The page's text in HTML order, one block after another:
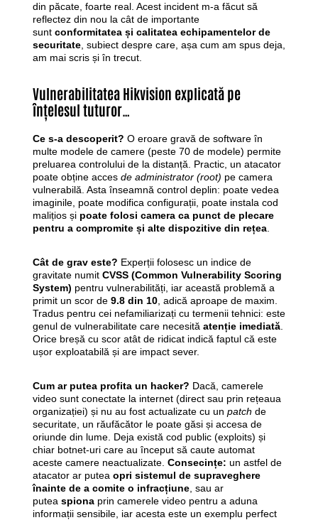
din păcate, foarte real. Acest incident m-a făcut să
reflectez din nou la cât de importante
sunt conformitatea și calitatea echipamentelor de
securitate, subiect despre care, așa cum am spus deja,
am mai scris și în trecut.
Vulnerabilitatea Hikvision explicată pe
înțelesul tuturor…
Ce s-a descoperit? O eroare gravă de software în
multe modele de camere (peste 70 de modele) permite
preluarea controlului de la distanță. Practic, un atacator
poate obține acces de administrator (root) pe camera
vulnerabilă. Asta înseamnă control deplin: poate vedea
imaginile, poate modifica configurații, poate instala cod
malițios și poate folosi camera ca punct de plecare
pentru a compromite și alte dispozitive din rețea.
Cât de grav este? Experții folosesc un indice de
gravitate numit CVSS (Common Vulnerability Scoring
System) pentru vulnerabilități, iar această problemă a
primit un scor de 9.8 din 10, adică aproape de maxim.
Tradus pentru cei nefamiliarizați cu termenii tehnici: este
genul de vulnerabilitate care necesită atenție imediată.
Orice breșă cu scor atât de ridicat indică faptul că este
ușor exploatabilă și are impact sever.
Cum ar putea profita un hacker? Dacă, camerele
video sunt conectate la internet (direct sau prin rețeaua
organizației) și nu au fost actualizate cu un patch de
securitate, un răufăcător le poate găsi și accesa de
oriunde din lume. Deja există cod public (exploits) și
chiar botnet-uri care au început să caute automat
aceste camere neactualizate. Consecințe: un astfel de
atacator ar putea opri sistemul de supraveghere
înainte de a comite o infracțiune, sau ar
putea spionaprin camerele video pentru a aduna
informații sensibile, iar acesta este un exemplu perfect